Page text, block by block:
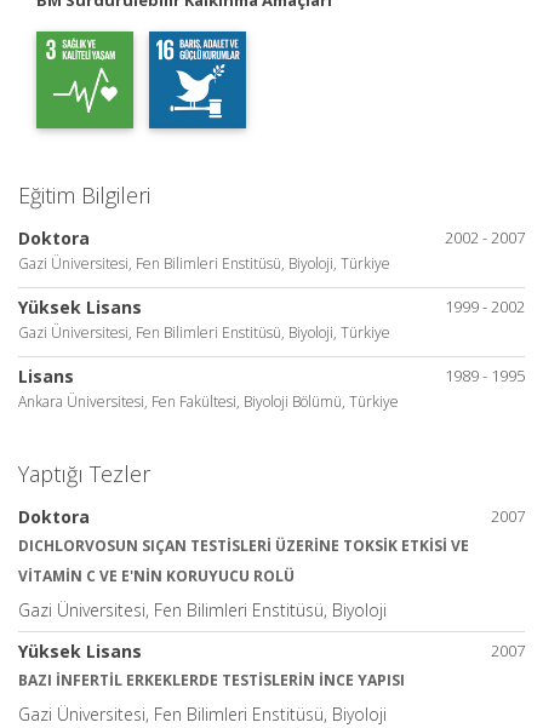
Eğitim Bilgileri
2002 - 2007
Doktora
Gazi Üniversitesi, Fen Bilimleri Enstitüsü, Biyoloji, Türkiye
1999 - 2002
Yüksek Lisans
Gazi Üniversitesi, Fen Bilimleri Enstitüsü, Biyoloji, Türkiye
1989 - 1995
Lisans
Ankara Üniversitesi, Fen Fakültesi, Biyoloji Bölümü, Türkiye
Yaptığı Tezler
2007
Doktora
DICHLORVOSUN SIÇAN TESTİSLERİ ÜZERİNE TOKSİK ETKİSİ VE
VİTAMİN C VE E'NİN KORUYUCU ROLÜ
Gazi Üniversitesi, Fen Bilimleri Enstitüsü, Biyoloji
2007
Yüksek Lisans
BAZI İNFERTİL ERKEKLERDE TESTİSLERİN İNCE YAPISI
Gazi Üniversitesi, Fen Bilimleri Enstitüsü, Biyoloji